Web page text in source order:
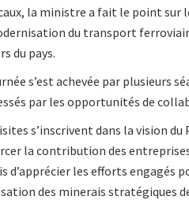
la ministre a fait le point sur
du transport
du pays.
s’est achevée par plusieurs
par les opportunités de
s’inscrivent dans la vision
la contribution des
d’apprécier les efforts
des minerais stratégiques